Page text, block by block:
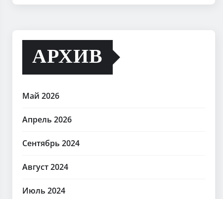
АРХИВ
Май 2026
Апрель 2026
Сентябрь 2024
Август 2024
Июль 2024